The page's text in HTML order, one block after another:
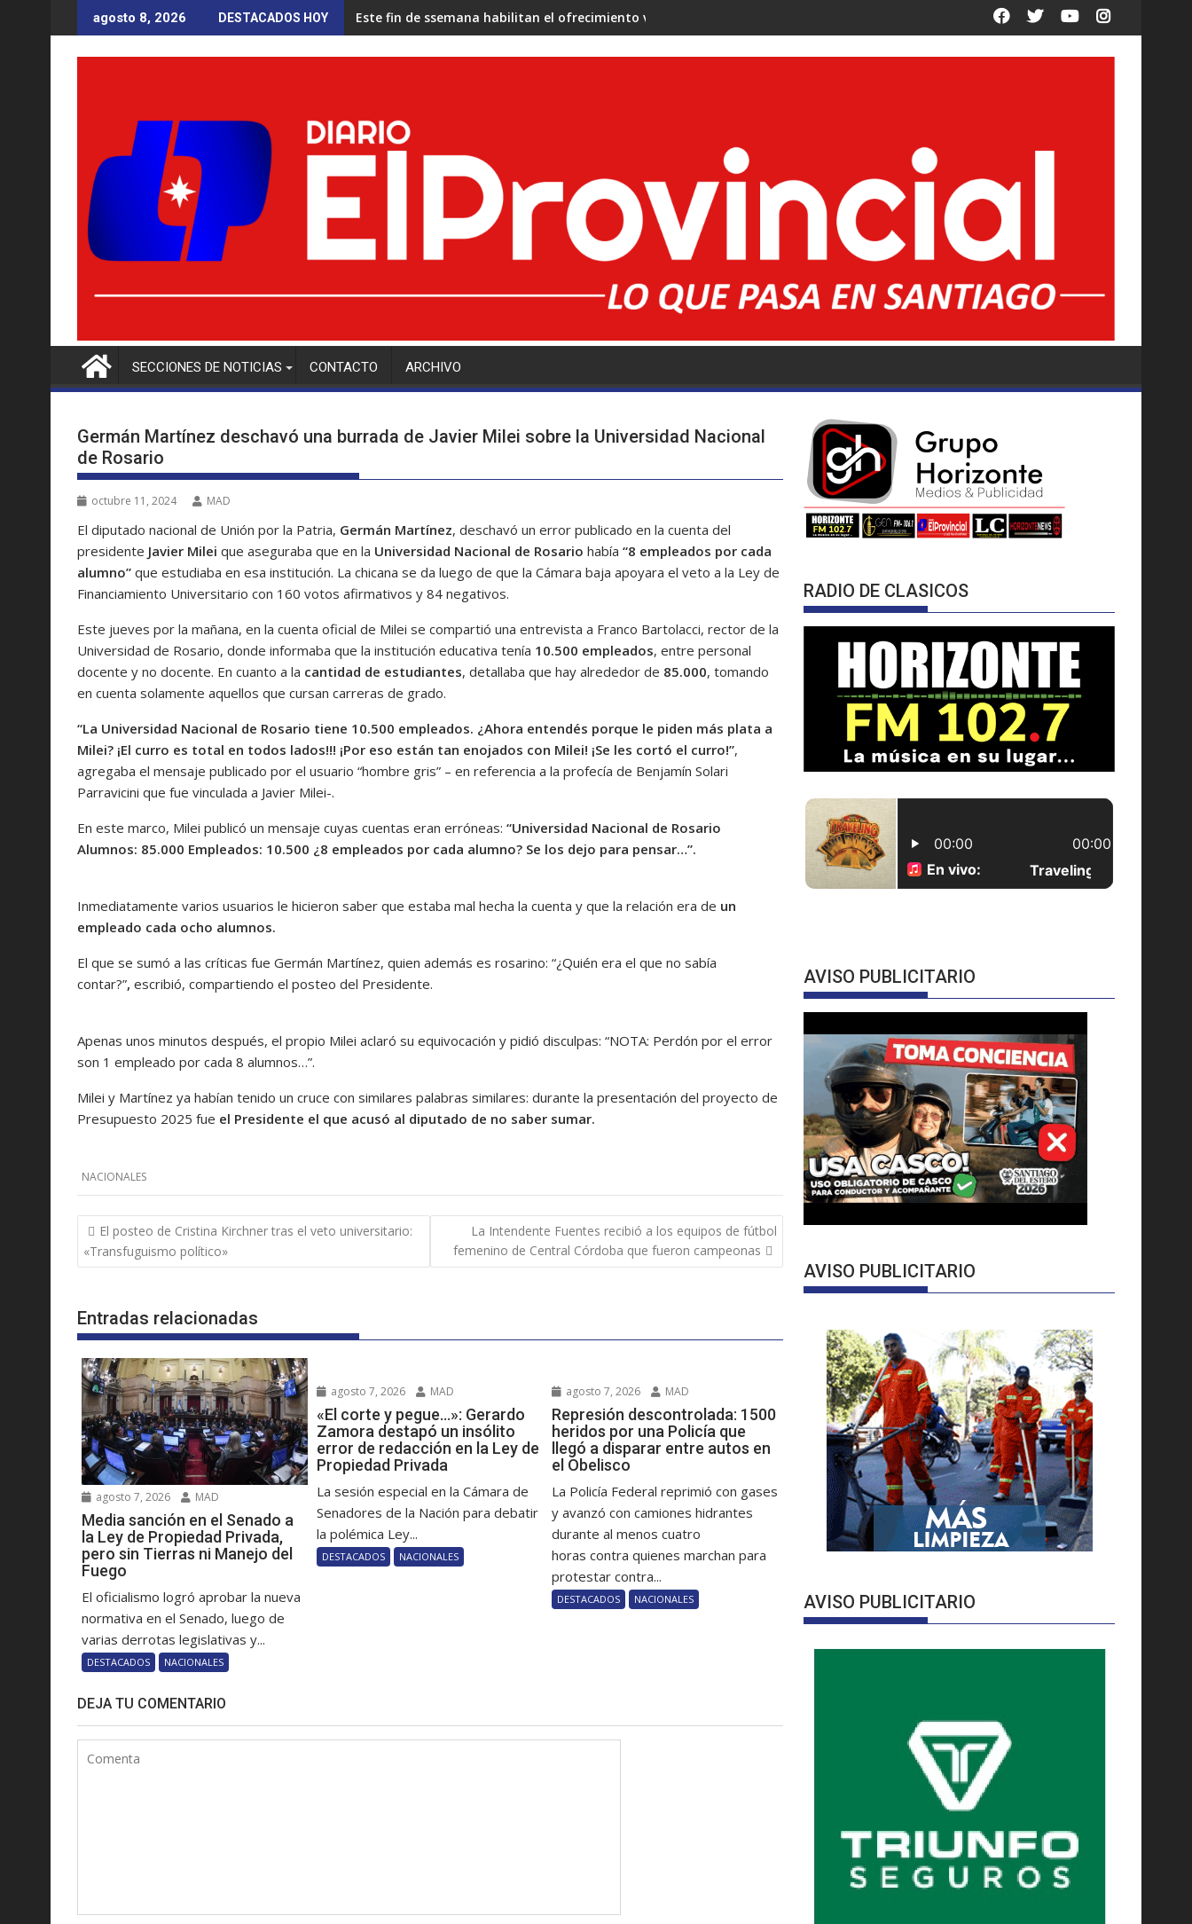
al
contenido
agosto 8, 2026 DESTACADOS HOY Este fin de ssemana habilitan el ofrecimiento virtual de cargos docentes titulares y suplentes
SECCIONES DE NOTICIAS CONTACTO ARCHIVO
Germán Martínez deschavó una burrada de Javier Milei sobre la Universidad Nacional
de Rosario
octubre 11, 2024 MAD
El diputado nacional de Unión por la Patria, Germán Martínez, deschavó un error publicado en la cuenta del
presidente Javier Milei que aseguraba que en la Universidad Nacional de Rosario había “8 empleados por cada
alumno” que estudiaba en esa institución. La chicana se da luego de que la Cámara baja apoyara el veto a la Ley de
Financiamiento Universitario con 160 votos afirmativos y 84 negativos.
Este jueves por la mañana, en la cuenta oficial de Milei se compartió una entrevista a Franco Bartolacci, rector de la
Universidad de Rosario, donde informaba que la institución educativa tenía 10.500 empleados, entre personal
docente y no docente. En cuanto a la cantidad de estudiantes, detallaba que hay alrededor de 85.000, tomando
en cuenta solamente aquellos que cursan carreras de grado.
“La Universidad Nacional de Rosario tiene 10.500 empleados. ¿Ahora entendés porque le piden más plata a
Milei? ¡El curro es total en todos lados!!! ¡Por eso están tan enojados con Milei! ¡Se les cortó el curro!”,
agregaba el mensaje publicado por el usuario “hombre gris” – en referencia a la profecía de Benjamín Solari
Parravicini que fue vinculada a Javier Milei-.
En este marco, Milei publicó un mensaje cuyas cuentas eran erróneas: “Universidad Nacional de Rosario
Alumnos: 85.000 Empleados: 10.500 ¿8 empleados por cada alumno? Se los dejo para pensar…”.
Inmediatamente varios usuarios le hicieron saber que estaba mal hecha la cuenta y que la relación era de un
empleado cada ocho alumnos.
El que se sumó a las críticas fue Germán Martínez, quien además es rosarino: “¿Quién era el que no sabía
contar?”, escribió, compartiendo el posteo del Presidente.
Apenas unos minutos después, el propio Milei aclaró su equivocación y pidió disculpas: “NOTA: Perdón por el error
son 1 empleado por cada 8 alumnos…”.
Milei y Martínez ya habían tenido un cruce con similares palabras similares: durante la presentación del proyecto de
Presupuesto 2025 fue el Presidente el que acusó al diputado de no saber sumar.
NACIONALES
Navegación
de
entradas
El posteo de Cristina Kirchner tras el veto universitario:
«Transfuguismo político»
La Intendente Fuentes recibió a los equipos de fútbol
femenino de Central Córdoba que fueron campeonas
Entradas relacionadas
agosto 7, 2026 MAD
Media sanción en el Senado a
la Ley de Propiedad Privada,
pero sin Tierras ni Manejo del
Fuego
El oficialismo logró aprobar la nueva
normativa en el Senado, luego de
varias derrotas legislativas y...
DESTACADOS NACIONALES
agosto 7, 2026 MAD
«El corte y pegue…»: Gerardo
Zamora destapó un insólito
error de redacción en la Ley de
Propiedad Privada
La sesión especial en la Cámara de
Senadores de la Nación para debatir
la polémica Ley...
DESTACADOS NACIONALES
agosto 7, 2026 MAD
Represión descontrolada: 1500
heridos por una Policía que
llegó a disparar entre autos en
el Obelisco
La Policía Federal reprimió con gases
y avanzó con camiones hidrantes
durante al menos cuatro
horas contra quienes marchan para
protestar contra...
DESTACADOS NACIONALES
DEJA TU COMENTARIO
RADIO DE CLASICOS
AVISO PUBLICITARIO
AVISO PUBLICITARIO
AVISO PUBLICITARIO